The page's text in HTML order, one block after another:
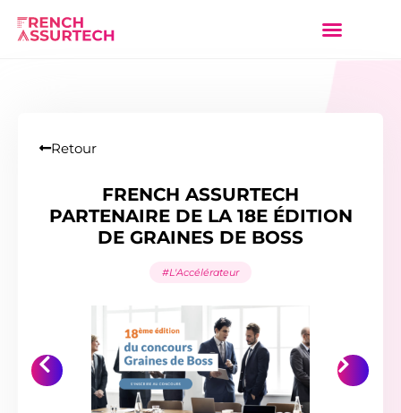
Retour
FRENCH ASSURTECH
PARTENAIRE DE LA 18E ÉDITION
DE GRAINES DE BOSS
#L'Accélérateur